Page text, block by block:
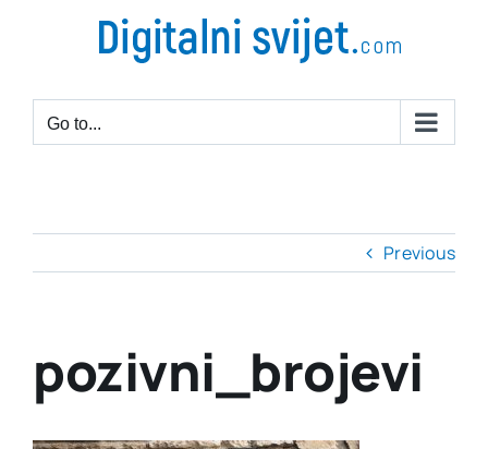
Go to...
Previous
pozivni_brojevi